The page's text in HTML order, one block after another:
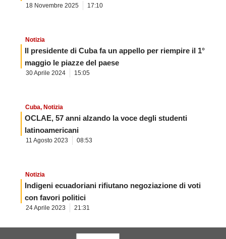
18 Novembre 2025 17:10
Notizia
Il presidente di Cuba fa un appello per riempire il 1°
maggio le piazze del paese
30 Aprile 2024 15:05
Cuba, Notizia
OCLAE, 57 anni alzando la voce degli studenti
latinoamericani
11 Agosto 2023 08:53
Notizia
Indigeni ecuadoriani rifiutano negoziazione di voti
con favori politici
24 Aprile 2023 21:31